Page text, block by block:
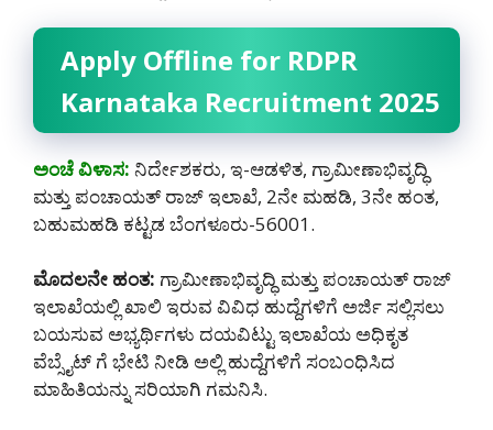
Apply Offline for RDPR
Karnataka Recruitment 2025
ಅಂಚೆ ವಿಳಾಸ: ನಿರ್ದೇಶಕರು, ಇ-ಆಡಳಿತ, ಗ್ರಾಮೀಣಾಭಿವೃದ್ಧಿ
ಮತ್ತು ಪಂಚಾಯತ್ ರಾಜ್ ಇಲಾಖೆ, 2ನೇ ಮಹಡಿ, 3ನೇ ಹಂತ,
ಬಹುಮಹಡಿ ಕಟ್ಟಡ ಬೆಂಗಳೂರು-56001.
ಮೊದಲನೇ ಹಂತ: ಗ್ರಾಮೀಣಾಭಿವೃದ್ಧಿ ಮತ್ತು ಪಂಚಾಯತ್ ರಾಜ್
ಇಲಾಖೆಯಲ್ಲಿ ಖಾಲಿ ಇರುವ ವಿವಿಧ ಹುದ್ದೆಗಳಿಗೆ ಅರ್ಜಿ ಸಲ್ಲಿಸಲು
ಬಯಸುವ ಅಭ್ಯರ್ಥಿಗಳು ದಯವಿಟ್ಟು ಇಲಾಖೆಯ ಅಧಿಕೃತ
ವೆಬ್ಸೈಟ್ ಗೆ ಭೇಟಿ ನೀಡಿ ಅಲ್ಲಿ ಹುದ್ದೆಗಳಿಗೆ ಸಂಬಂಧಿಸಿದ
ಮಾಹಿತಿಯನ್ನು ಸರಿಯಾಗಿ ಗಮನಿಸಿ.